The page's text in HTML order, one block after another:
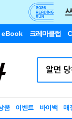
eBook 크레마클럽
품 이벤트 바이백 매